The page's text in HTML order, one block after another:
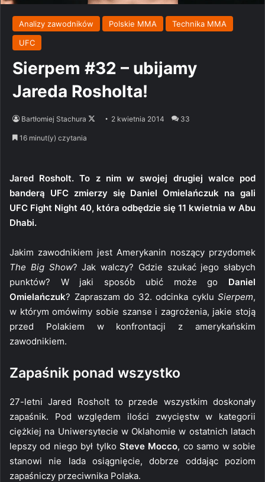
Analizy zawodników Polskie MMA
Technika MMA
UFC
Sierpem #32 – ubijamy
Jareda Rosholta!
Bartłomiej Stachura
Follow2 kwietnia 2014 33
16 minut(y) czytania
Jared Rosholt. To z nim w swojej drugiej walce pod
banderą UFC zmierzy się Daniel Omielańczuk na gali
UFC Fight Night 40, która odbędzie się 11 kwietnia w Abu
Dhabi.
Jakim zawodnikiem jest Amerykanin noszący przydomek
The Big Show? Jak walczy? Gdzie szukać jego słabych
punktów? W jaki sposób ubić może go Daniel
Omielańczuk? Zapraszam do 32. odcinka cyklu Sierpem,
w którym omówimy sobie szanse i zagrożenia, jakie stoją
przed Polakiem w konfrontacji z amerykańskim
zawodnikiem.
Zapaśnik ponad wszystko
27-letni Jared Rosholt to przede wszystkim doskonały
zapaśnik. Pod względem ilości zwycięstw w kategorii
ciężkiej na Uniwersytecie w Oklahomie w ostatnich latach
lepszy od niego był tylko Steve Mocco, co samo w sobie
stanowi nie lada osiągnięcie, dobrze oddając poziom
zapaśniczy przeciwnika Polaka.